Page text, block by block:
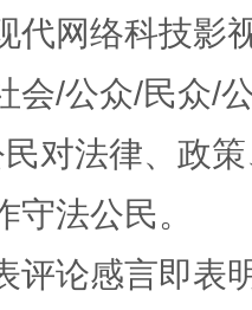
境
代网络科技影
会/公众/民众/
对法律、政
法公民。
评论感言即表